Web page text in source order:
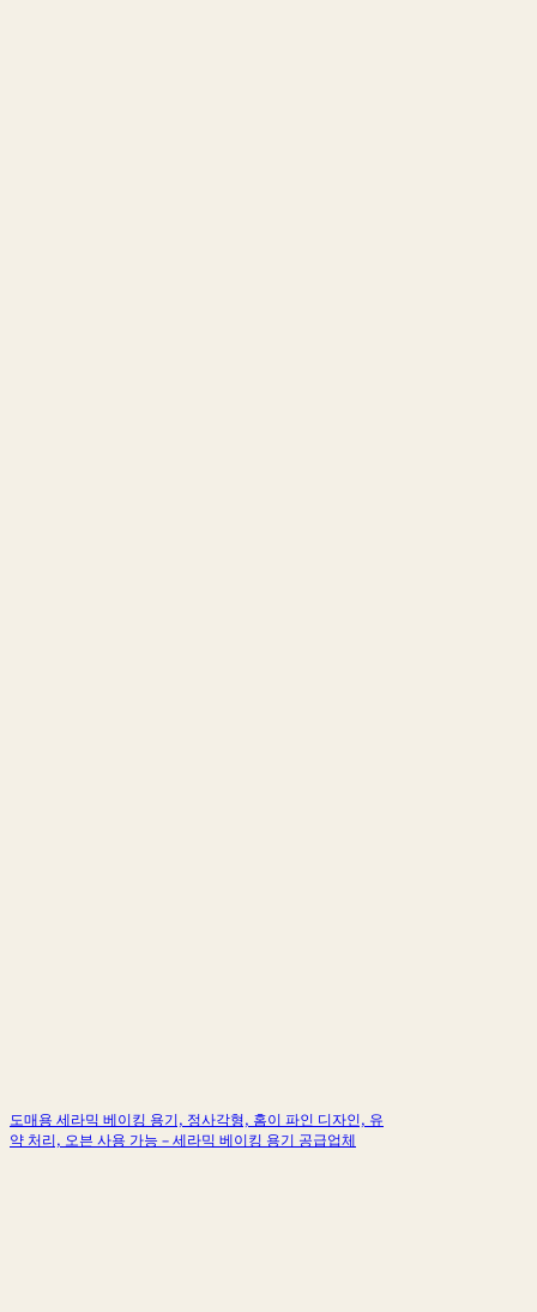
도매용 세라믹 베이킹 용기, 정사각형, 홈이 파인 디자인, 유
약 처리, 오븐 사용 가능 – 세라믹 베이킹 용기 공급업체